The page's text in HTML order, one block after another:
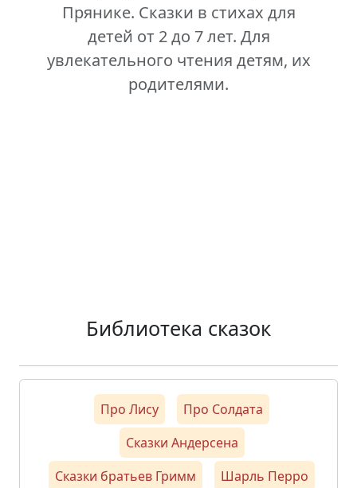
Прянике. Сказки в стихах для
детей от 2 до 7 лет. Для
увлекательного чтения детям, их
родителями.
Библиотека сказок
Про Лису
Про Солдата
Сказки Андерсена
Сказки братьев Гримм
Шарль Перро